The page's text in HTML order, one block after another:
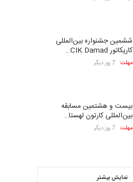
ششمین جشنواره بین‌المللی
کاریکاتور CIK Damad…
مهلت 7 روز دیگر
بیست و هشتمین مسابقه
بین‌المللی کارتون لهستا…
مهلت 7 روز دیگر
فراخوان مسابقۀ بین‌المللی
نمایش بیشتر